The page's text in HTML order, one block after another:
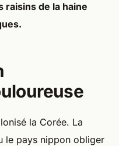
raisins de la haine
la Corée. La
le pays nippon obliger